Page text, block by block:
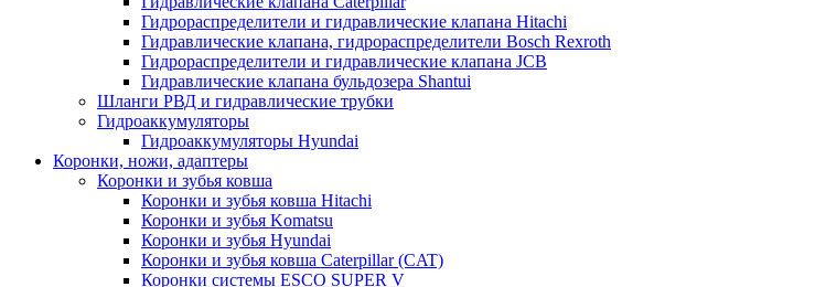
Гидрораспределители и гидравлические клапана Hitachi
Гидравлические клапана, гидрораспределители Bosch Rexroth
Гидрораспределители и гидравлические клапана JCB
Гидравлические клапана бульдозера Shantui
Шланги РВД и гидравлические трубки
Гидроаккумуляторы
Гидроаккумуляторы Hyundai
Коронки, ножи, адаптеры
Коронки и зубья ковша
Коронки и зубья ковша Hitachi
Коронки и зубья Komatsu
Коронки и зубья Hyundai
Коронки и зубья ковша Caterpillar (CAT)
Коронки системы ESCO SUPER V